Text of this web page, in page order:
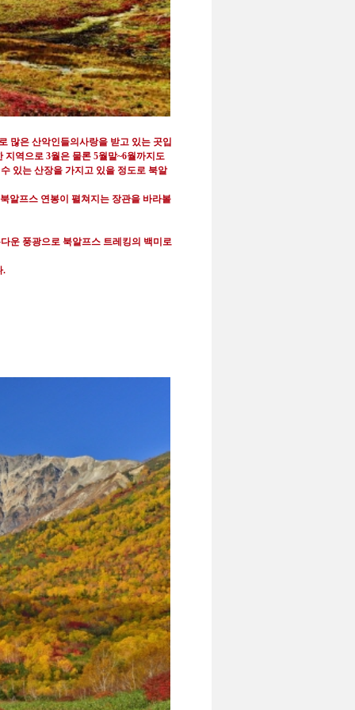
많은 산악인들의사랑을 받고 있는 곳입
지역으로 3월은 물론 5월말~6월까지도
있는 산장을 가지고 있을 정도로 북알
북알프스 연봉이 펼쳐지는 장관을 바라볼
운 풍광으로 북알프스 트레킹의 백미로
.